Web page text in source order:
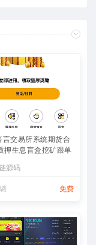
交易所系统期货合
押生息盲盒挖矿跟单
源码
免费